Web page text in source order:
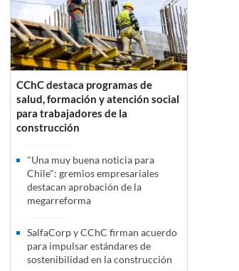
CChC destaca programas de
salud, formación y atención social
para trabajadores de la
construcción
"Una muy buena noticia para
Chile": gremios empresariales
destacan aprobación de la
megarreforma
SalfaCorp y CChC firman acuerdo
para impulsar estándares de
sostenibilidad en la construcción